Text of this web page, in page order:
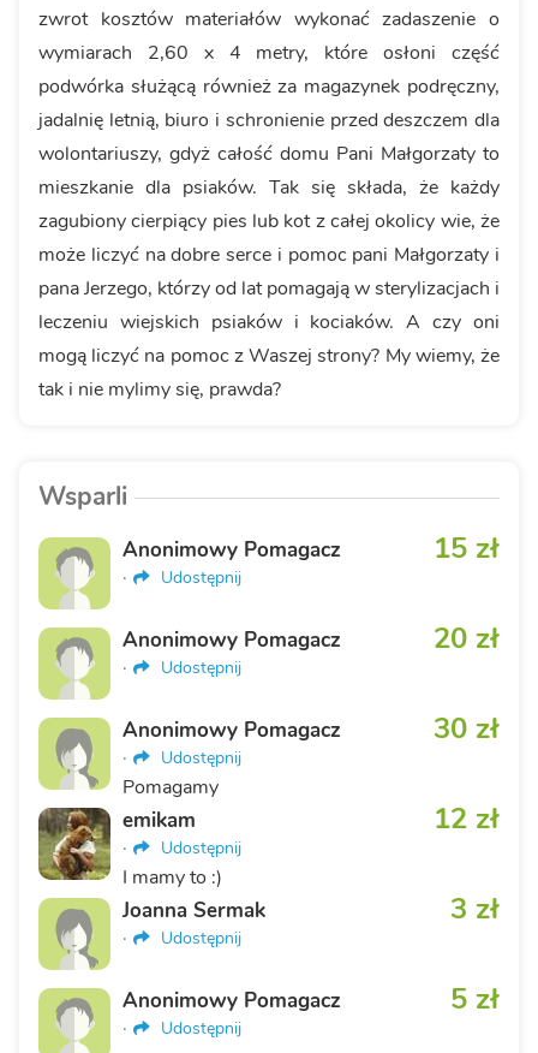
zwrot kosztów materiałów wykonać zadaszenie o
wymiarach 2,60 x 4 metry, które osłoni część
podwórka służącą również za magazynek podręczny,
jadalnię letnią, biuro i schronienie przed deszczem dla
wolontariuszy, gdyż całość domu Pani Małgorzaty to
mieszkanie dla psiaków. Tak się składa, że każdy
zagubiony cierpiący pies lub kot z całej okolicy wie, że
może liczyć na dobre serce i pomoc pani Małgorzaty i
pana Jerzego, którzy od lat pomagają w sterylizacjach i
leczeniu wiejskich psiaków i kociaków. A czy oni
mogą liczyć na pomoc z Waszej strony? My wiemy, że
tak i nie mylimy się, prawda?
Wsparli
15 zł
Anonimowy Pomagacz
· Udostępnij
20 zł
Anonimowy Pomagacz
· Udostępnij
30 zł
Anonimowy Pomagacz
· Udostępnij
Pomagamy
12 zł
emikam
· Udostępnij
I mamy to :)
3 zł
Joanna Sermak
· Udostępnij
5 zł
Anonimowy Pomagacz
· Udostępnij